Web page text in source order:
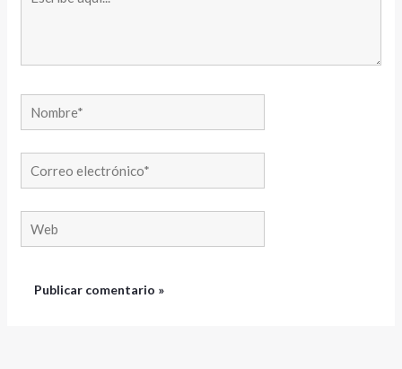
Nombre*
Correo
electrónico*
Web